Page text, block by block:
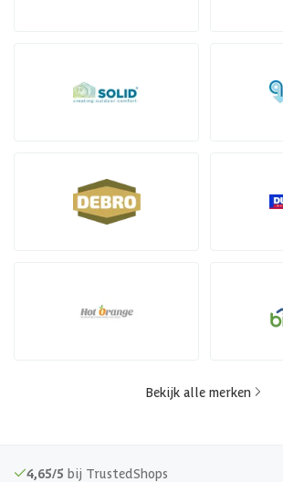
Bekijk alle merken
4,65/5 bij TrustedShops